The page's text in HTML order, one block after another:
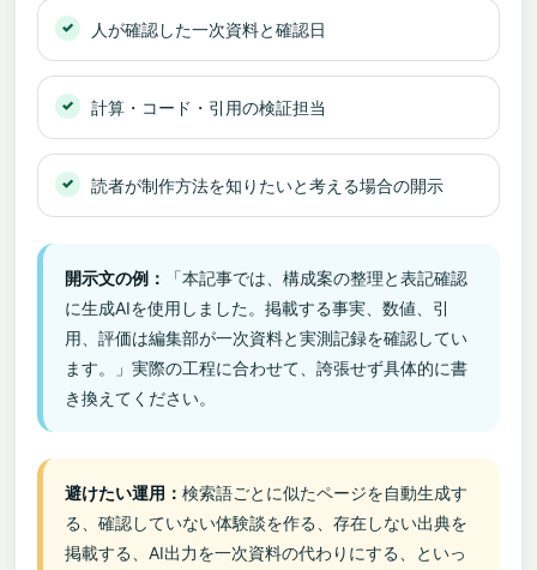
人が確認した一次資料と確認日
計算・コード・引用の検証担当
読者が制作方法を知りたいと考える場合の開示
開示文の例：
「本記事では、構成案の整理と表記確認
に生成AIを使用しました。掲載する事実、数値、引
用、評価は編集部が一次資料と実測記録を確認してい
ます。」実際の工程に合わせて、誇張せず具体的に書
き換えてください。
避けたい運用： 検索語ごとに似たページを自動生成す
る、確認していない体験談を作る、存在しない出典を
掲載する、AI出力を一次資料の代わりにする、といっ